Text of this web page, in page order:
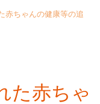
赤ちゃんの健康等の追
た赤ちゃ